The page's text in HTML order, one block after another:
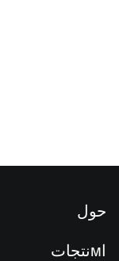
حول
اмنتجات